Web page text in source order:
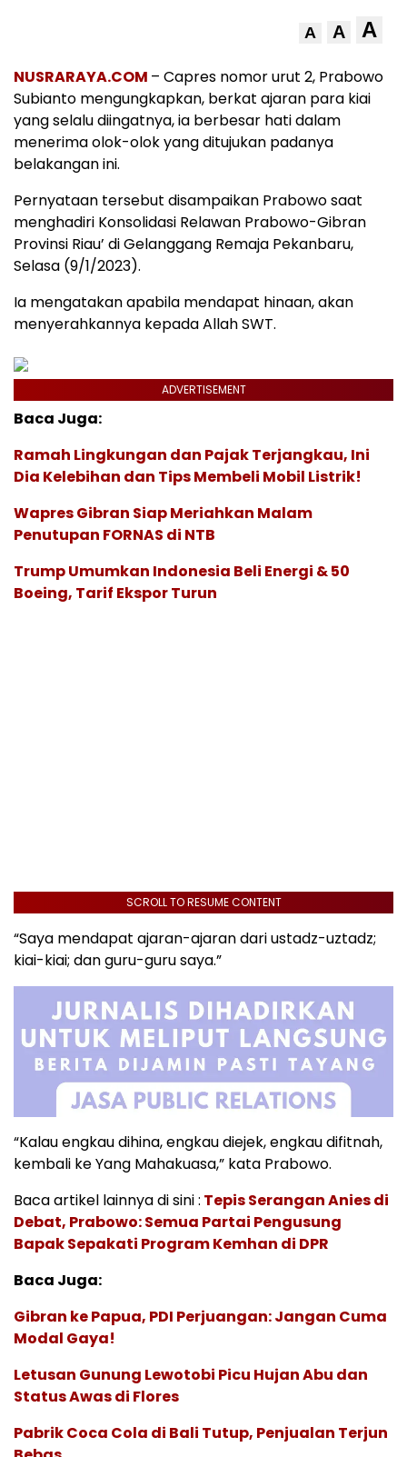
A A A
NUSRARAYA.COM – Capres nomor urut 2, Prabowo
Subianto mengungkapkan, berkat ajaran para kiai
yang selalu diingatnya, ia berbesar hati dalam
menerima olok-olok yang ditujukan padanya
belakangan ini.
Pernyataan tersebut disampaikan Prabowo saat
menghadiri Konsolidasi Relawan Prabowo-Gibran
Provinsi Riau’ di Gelanggang Remaja Pekanbaru,
Selasa (9/1/2023).
Ia mengatakan apabila mendapat hinaan, akan
menyerahkannya kepada Allah SWT.
ADVERTISEMENT
Baca Juga:
Ramah Lingkungan dan Pajak Terjangkau, Ini
Dia Kelebihan dan Tips Membeli Mobil Listrik!
Wapres Gibran Siap Meriahkan Malam
Penutupan FORNAS di NTB
Trump Umumkan Indonesia Beli Energi & 50
Boeing, Tarif Ekspor Turun
SCROLL TO RESUME CONTENT
“Saya mendapat ajaran-ajaran dari ustadz-uztadz;
kiai-kiai; dan guru-guru saya.”
“Kalau engkau dihina, engkau diejek, engkau difitnah,
kembali ke Yang Mahakuasa,” kata Prabowo.
Baca artikel lainnya di sini : Tepis Serangan Anies di
Debat, Prabowo: Semua Partai Pengusung
Bapak Sepakati Program Kemhan di DPR
Baca Juga:
Gibran ke Papua, PDI Perjuangan: Jangan Cuma
Modal Gaya!
Letusan Gunung Lewotobi Picu Hujan Abu dan
Status Awas di Flores
Pabrik Coca Cola di Bali Tutup, Penjualan Terjun